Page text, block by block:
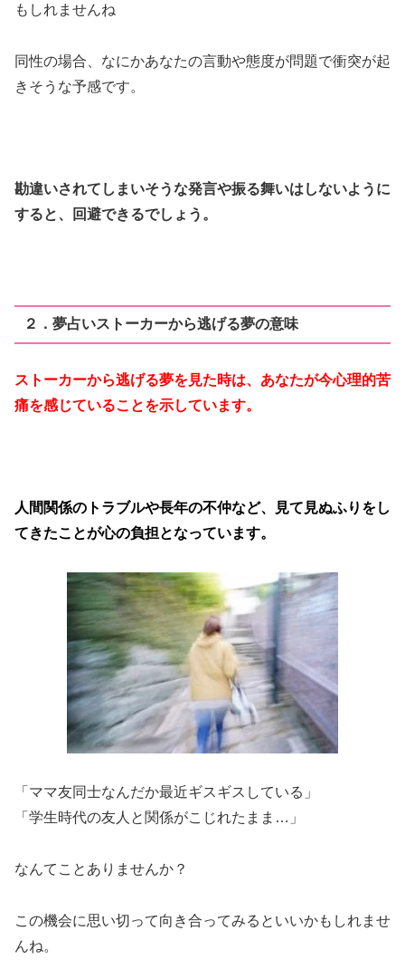
もしれませんね
同性の場合、なにかあなたの言動や態度が問題で衝突が起
きそうな予感です。
勘違いされてしまいそうな発言や振る舞いはしないように
すると、回避できるでしょう。
２．夢占いストーカーから逃げる夢の意味
ストーカーから逃げる夢を見た時は、あなたが今心理的苦
痛を感じていることを示しています。
人間関係のトラブルや長年の不仲など、見て見ぬふりをし
てきたことが心の負担となっています。
「ママ友同士なんだか最近ギスギスしている」
「学生時代の友人と関係がこじれたまま…」
なんてことありませんか？
この機会に思い切って向き合ってみるといいかもしれませ
んね。